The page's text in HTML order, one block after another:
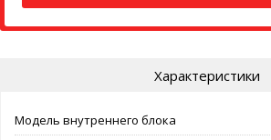
Характеристики
Модель внутреннего блока